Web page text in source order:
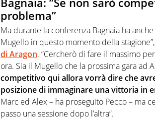
problema”
Ma durante la conferenza Bagnaia ha
Mugello in questo momento della
di Aragon. “Cercherò di fare il massimo
ora. Sia il Mugello che la prossima gara ad
competitivo qui allora vorrà dire che
posizione di immaginare una vittoria in
Marc ed Alex – ha proseguito Pecco – ma
passo una sessione dopo l’altra”.